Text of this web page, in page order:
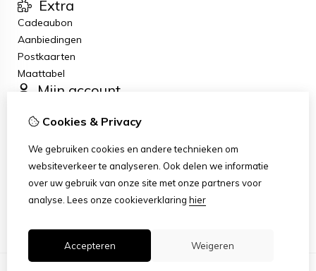
Extra
Cadeaubon
Aanbiedingen
Postkaarten
Maattabel
Mijn account
Bestelhistorie
Klantenservice
Retourneren
Sitemap
Cookies & Privacy
We gebruiken cookies en andere technieken om
websiteverkeer te analyseren. Ook delen we informatie
over uw gebruik van onze site met onze partners voor
analyse. Lees onze cookieverklaring hier
Accepteren Weigeren